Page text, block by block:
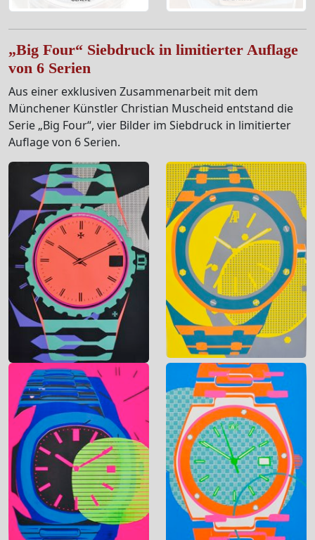
„Big Four“ Siebdruck in limitierter Auflage
von 6 Serien
Aus einer exklusiven Zusammenarbeit mit dem
Münchener Künstler Christian Muscheid entstand die
Serie „Big Four“, vier Bilder im Siebdruck in limitierter
Auflage von 6 Serien.